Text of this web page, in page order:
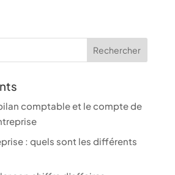
comptable et le compte de
: quels sont les différents